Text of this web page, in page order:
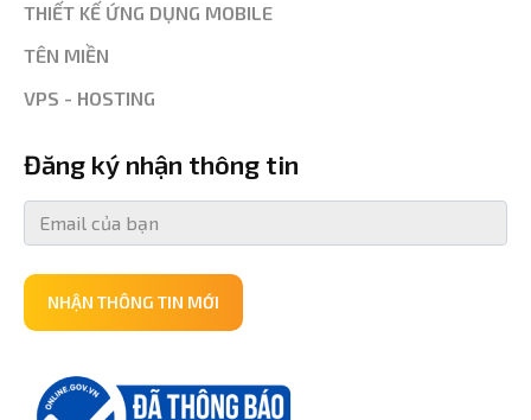
THIẾT KẾ ỨNG DỤNG MOBILE
TÊN MIỀN
VPS - HOSTING
Đăng ký nhận thông tin
NHẬN THÔNG TIN MỚI